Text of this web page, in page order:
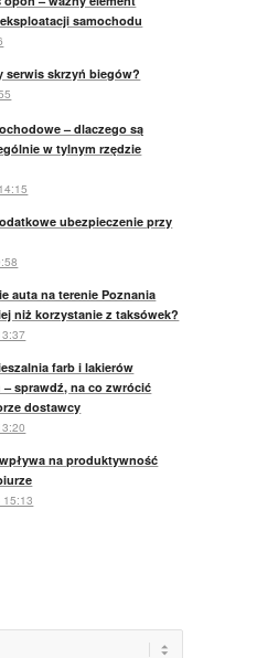
samochodu
serwis skrzyń biegów?
– dlaczego są
w tylnym rzędzie
ubezpieczenie przy
auta na terenie Poznania
niż korzystanie z taksówek?
farb i lakierów
sprawdź, na co zwrócić
dostawcy
na produktywność
15:13